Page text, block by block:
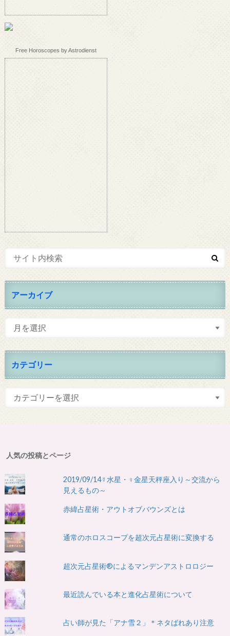
Free Horoscopes by Astrodienst
アーカイブ
カテゴリー
人気の投稿とページ
2019/09/14☿水星・♀金星天秤座入り～交流から
見えるもの～
赤緯占星術・アウトオブバウンズとは
通常のホロスコープを超次元占星術に変換する
超次元占星術®によるマンデンアストロロジー
最近読んでいる本と進化占星術について
占い師が見た「アナ雪２」＊ネタばれあり注意